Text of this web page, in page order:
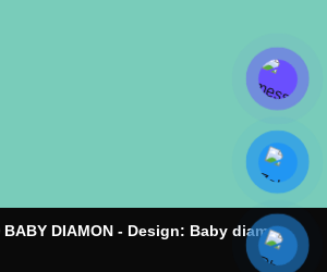
BABY DIAMON - Design: Baby diamon